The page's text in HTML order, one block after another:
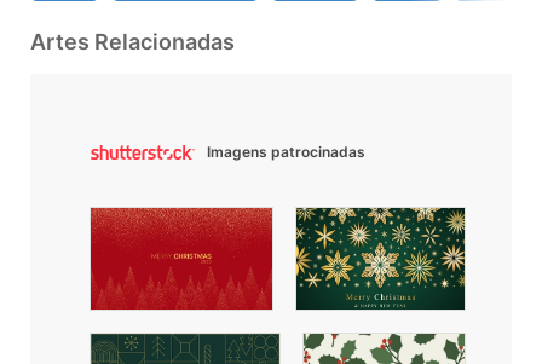
Artes Relacionadas
Imagens patrocinadas